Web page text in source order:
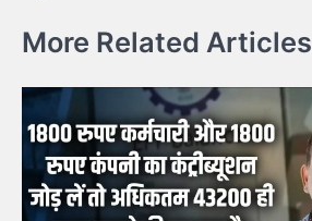
More Related Articles